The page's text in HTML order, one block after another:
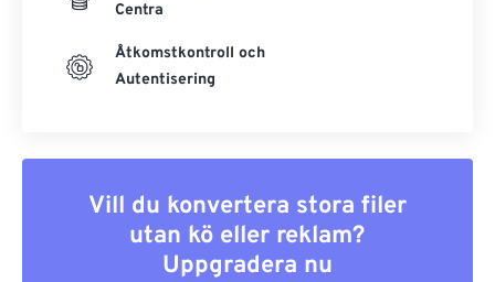
Centra
Åtkomstkontroll och
Autentisering
Vill du konvertera stora filer
utan kö eller reklam?
Uppgradera nu